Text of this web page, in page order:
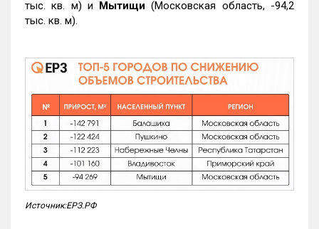
тыс. кв. м) и Мытищи (Московская область, -94,2
тыс. кв. м).
Источник:ЕРЗ.РФ